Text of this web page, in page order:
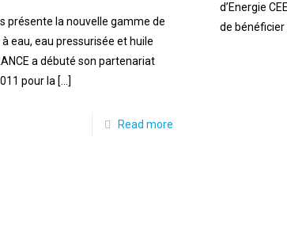
présente la nouvelle gamme de
eau, eau pressurisée et huile
a débuté son partenariat
pour la […]
Read more
d’Energie
de bénéficier